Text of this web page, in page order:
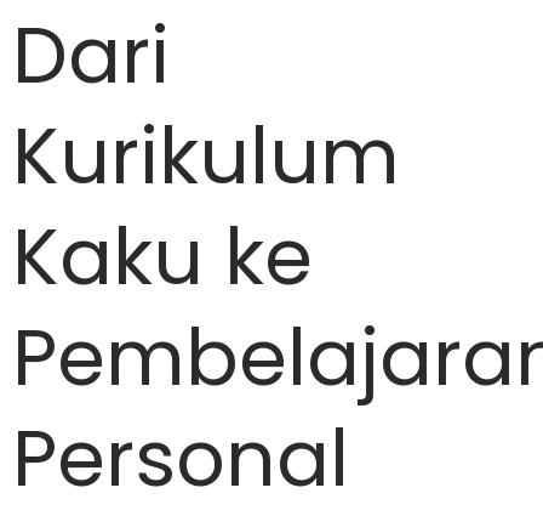
Dari
Kurikulum
Kaku ke
Personal